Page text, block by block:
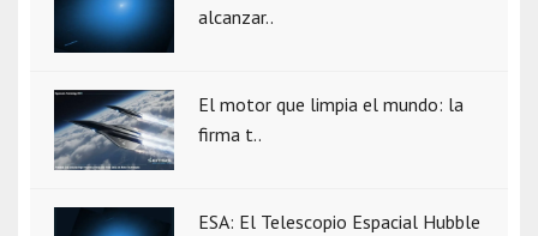
alcanzar..
El motor que limpia el mundo: la
firma t..
ESA: El Telescopio Espacial Hubble